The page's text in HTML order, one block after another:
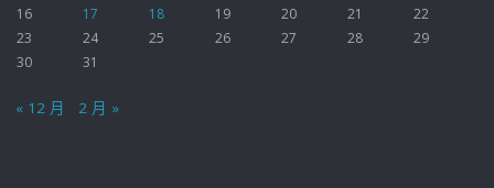
16
17 18 19 20 21
22
23
24 25 26 27 28
29
30
31
« 12 月 2 月 »